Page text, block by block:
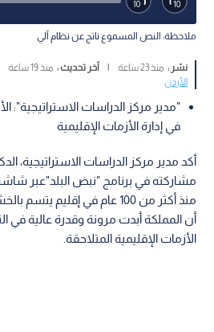
ملاحظة: النص المسموع ناتج عن نظام آلي
نشر : منذ 23 ساعة آخر تحديث : منذ 19 ساعة
الأردن
"مدير مركز الدراسات الاستراتيجية":
في إدارة الأزمات الإقليمية
أكد مدير مركز الدراسات الاستراتيجية،
مشاركته في برنامج "نبض البلد"عبر
منذ أكثر من 100 عام في إقليم
أن المملكة أبدت مرونة وقدرة عالية في
الأزمات الإقليمية المتلاحقة.